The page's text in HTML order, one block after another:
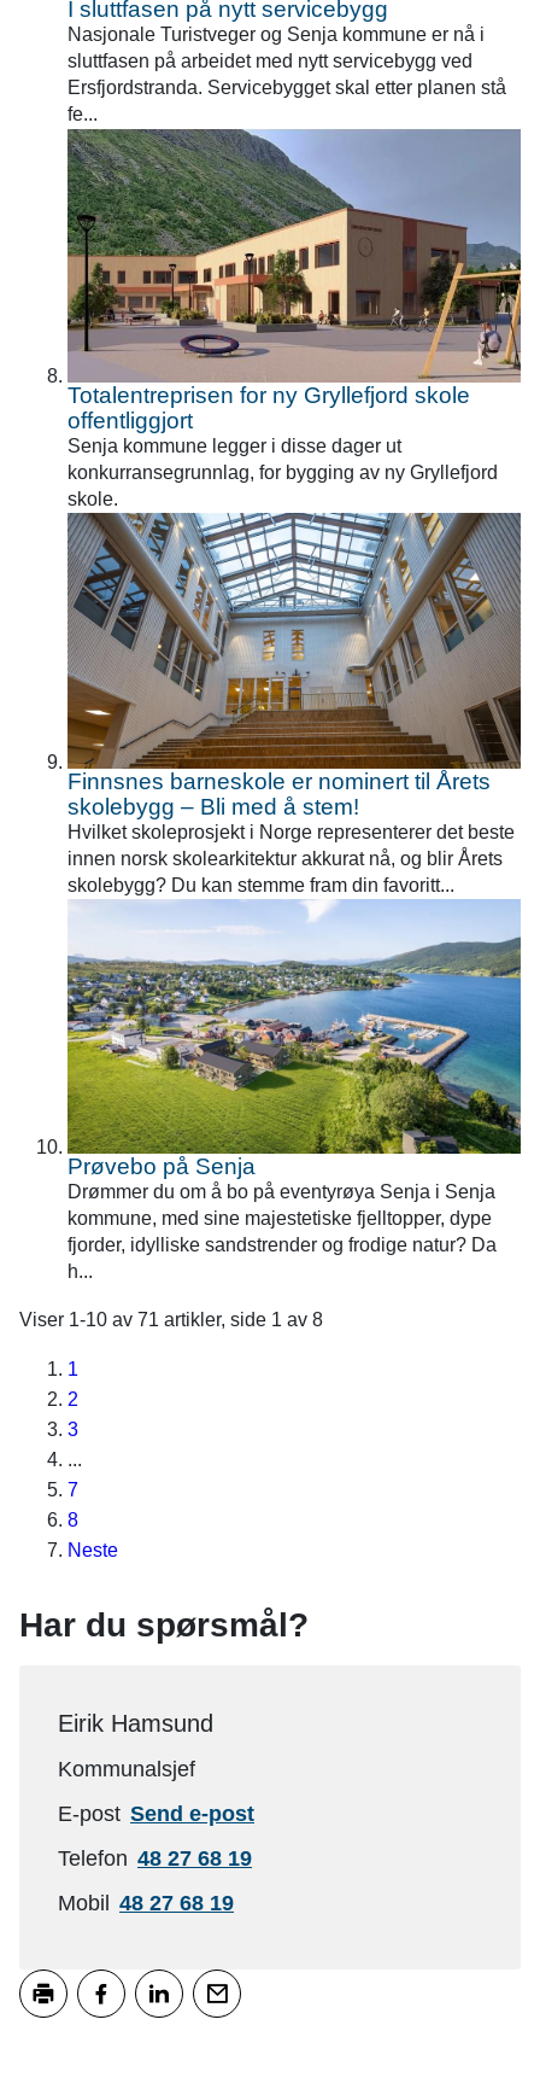
I sluttfasen på nytt servicebygg
Nasjonale Turistveger og Senja kommune er nå i
sluttfasen på arbeidet med nytt servicebygg ved
Ersfjordstranda. Servicebygget skal etter planen stå
fe...
Totalentreprisen for ny Gryllefjord skole
offentliggjort
Senja kommune legger i disse dager ut
konkurransegrunnlag, for bygging av ny Gryllefjord
skole.
Finnsnes barneskole er nominert til Årets
skolebygg – Bli med å stem!
Hvilket skoleprosjekt i Norge representerer det beste
innen norsk skolearkitektur akkurat nå, og blir Årets
skolebygg? Du kan stemme fram din favoritt...
Prøvebo på Senja
Drømmer du om å bo på eventyrøya Senja i Senja
kommune, med sine majestetiske fjelltopper, dype
fjorder, idylliske sandstrender og frodige natur? Da
h...
Viser 1-10 av 71 artikler, side 1 av 8
1
2
3
...
7
8
Neste
Har du spørsmål?
Eirik Hamsund
Kommunalsjef
E-post Send e-posttil
Telefon 48 27 68 19
Mobil
48 27 68 19